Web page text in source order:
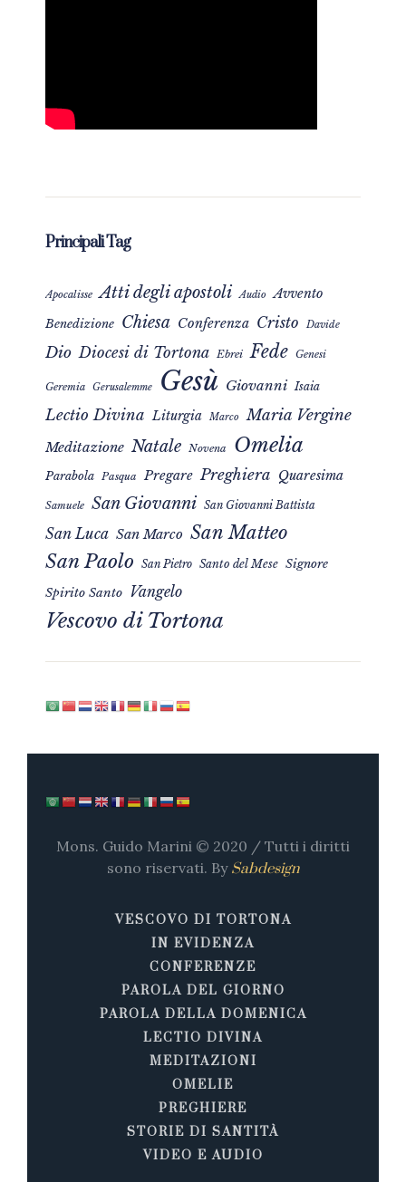
Principali Tag
Apocalisse Atti degli apostoli Audio Avvento
Benedizione Chiesa Conferenza Cristo Davide
Dio Diocesi di Tortona Ebrei Fede Genesi
Geremia Gerusalemme Gesù Giovanni Isaia
Lectio Divina Liturgia Marco Maria Vergine
Meditazione Natale Novena Omelia
Parabola Pasqua Pregare Preghiera Quaresima
Samuele San Giovanni San Giovanni Battista
San Luca San Marco San Matteo
San Paolo San Pietro Santo del Mese Signore
Spirito Santo Vangelo
Vescovo di Tortona
Mons. Guido Marini © 2020 / Tutti i diritti
sono riservati. By Sabdesign
VESCOVO DI TORTONA
IN EVIDENZA
CONFERENZE
PAROLA DEL GIORNO
PAROLA DELLA DOMENICA
LECTIO DIVINA
MEDITAZIONI
OMELIE
PREGHIERE
STORIE DI SANTITÀ
VIDEO E AUDIO